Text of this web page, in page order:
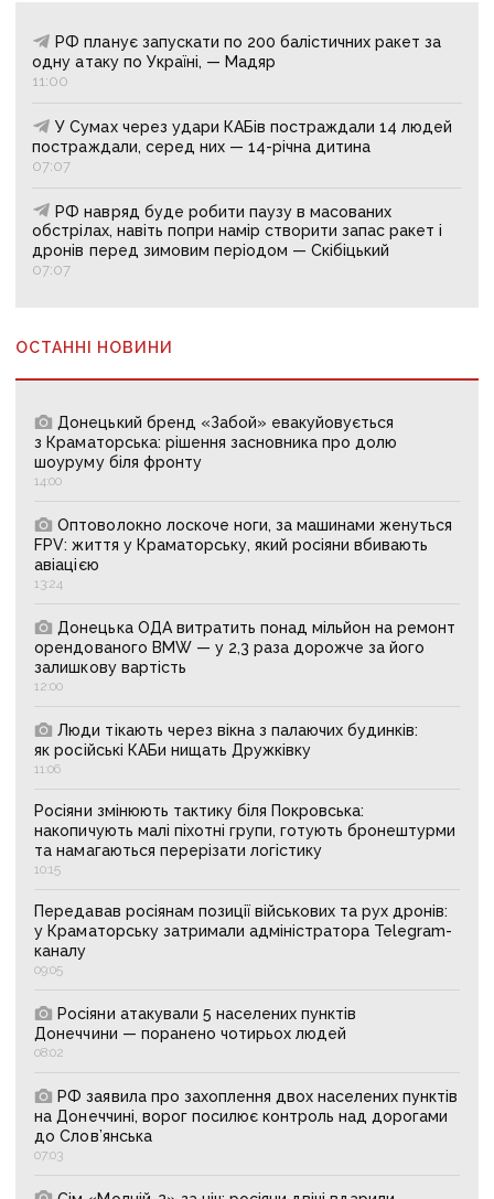
РФ планує запускати по 200 балістичних ракет за
одну атаку по Україні, — Мадяр
11:00
У Сумах через удари КАБів постраждали 14 людей
постраждали, серед них — 14-річна дитина
07:07
РФ навряд буде робити паузу в масованих
обстрілах, навіть попри намір створити запас ракет і
дронів перед зимовим періодом — Скібіцький
07:07
ОСТАННІ НОВИНИ
Донецький бренд «Забой» евакуйовується
з Краматорська: рішення засновника про долю
шоуруму біля фронту
14:00
Оптоволокно лоскоче ноги, за машинами женуться
FPV: життя у Краматорську, який росіяни вбивають
авіацією
13:24
Донецька ОДА витратить понад мільйон на ремонт
орендованого BMW — у 2,3 раза дорожче за його
залишкову вартість
12:00
Люди тікають через вікна з палаючих будинків:
як російські КАБи нищать Дружківку
11:06
Росіяни змінюють тактику біля Покровська:
накопичують малі піхотні групи, готують бронештурми
та намагаються перерізати логістику
10:15
Передавав росіянам позиції військових та рух дронів:
у Краматорську затримали адміністратора Telegram-
каналу
09:05
Росіяни атакували 5 населених пунктів
Донеччини — поранено чотирьох людей
08:02
РФ заявила про захоплення двох населених пунктів
на Донеччині, ворог посилює контроль над дорогами
до Слов’янська
07:03